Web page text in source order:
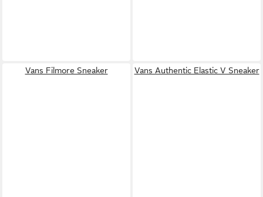
Vans Filmore Sneaker Vans Authentic Elastic V Sneaker